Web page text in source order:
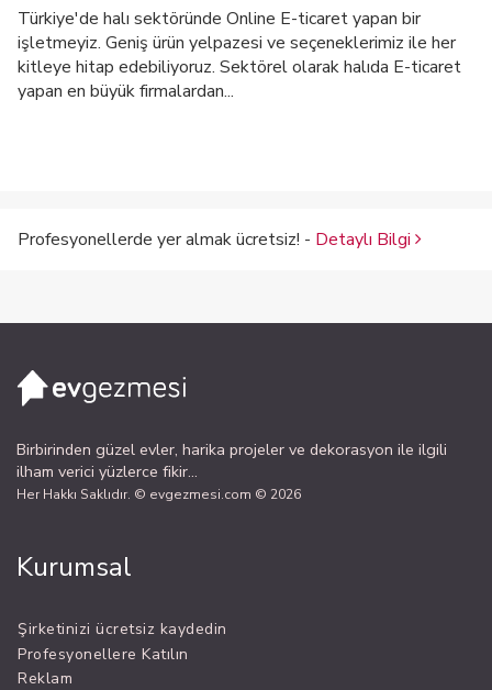
Türkiye'de halı sektöründe Online E-ticaret yapan bir
işletmeyiz. Geniş ürün yelpazesi ve seçeneklerimiz ile her
kitleye hitap edebiliyoruz. Sektörel olarak halıda E-ticaret
yapan en büyük firmalardan...
Profesyonellerde yer almak ücretsiz! - Detaylı Bilgi
Birbirinden güzel evler, harika projeler ve dekorasyon ile ilgili
ilham verici yüzlerce fikir...
Her Hakkı Saklıdır. © evgezmesi.com © 2026
Kurumsal
Şirketinizi ücretsiz kaydedin
Profesyonellere Katılın
Reklam